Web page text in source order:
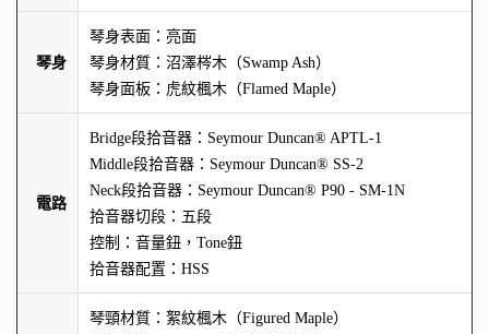
琴身
琴身表面：亮面
琴身材質：沼澤梣木（Swamp Ash）
琴身面板：虎紋楓木（Flamed Maple）
電路
Bridge段拾音器：Seymour Duncan® APTL-1
Middle段拾音器：Seymour Duncan® SS-2
Neck段拾音器：Seymour Duncan® P90 - SM-1N
拾音器切段：五段
控制：音量鈕，Tone鈕
拾音器配置：HSS
琴頸材質：絮紋楓木（Figured Maple）